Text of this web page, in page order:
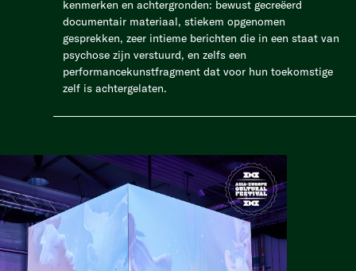
kenmerken en achtergronden: bewust gecreëerd
documentair materiaal, stiekem opgenomen
gesprekken, zeer intieme berichten die in een staat van
psychose zijn verstuurd, en zelfs een
performancekunstfragment dat voor hun toekomstige
zelf is achtergelaten.